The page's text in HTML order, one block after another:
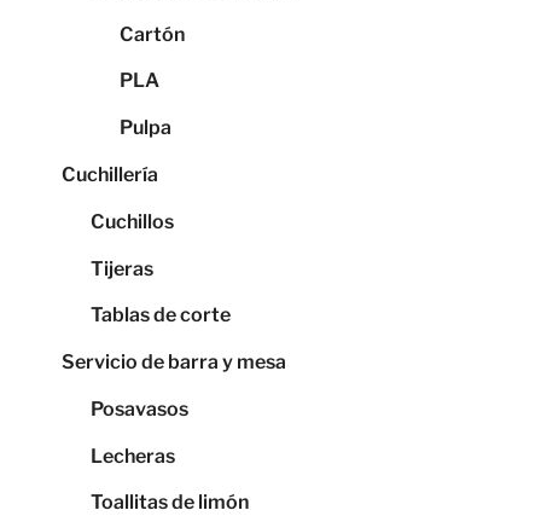
Cartón
PLA
Pulpa
Cuchillería
Cuchillos
Tijeras
Tablas de corte
Servicio de barra y mesa
Posavasos
Lecheras
Toallitas de limón